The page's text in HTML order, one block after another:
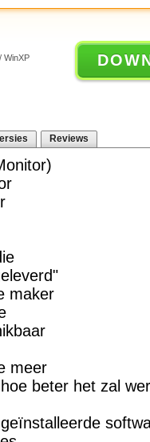
WinXP
Reviews
maker
meer
beter het zal